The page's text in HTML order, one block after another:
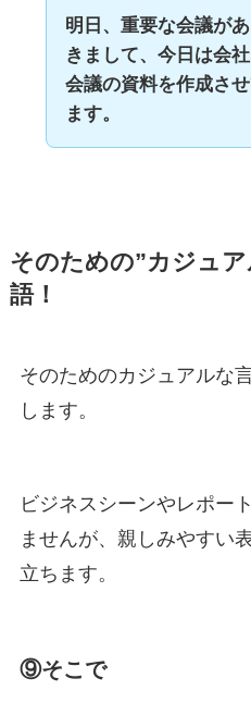
明日、重要な会議が
きまして、今日は会
会議の資料を作成さ
ます。
そのための”カジュ
語！
そのためのカジュアルな
します。
ビジネスシーンやレポー
ませんが、親しみやすい
立ちます。
⑨そこで